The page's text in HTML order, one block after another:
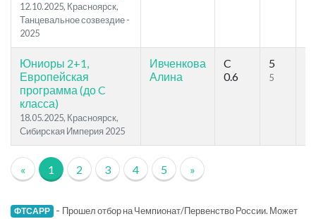
12.10.2025, Красноярск,
Танцевальное созвездие -
2025
Юниоры 2+1,
Европейская
программа (до C
класса)
18.05.2025, Красноярск,
Сибирская Империя 2025
Ивченкова
Алина
C
0.6
5
5
« 1 2 3 4 5 »
ФТСАРР - Прошел отбор на Чемпионат/Первенство России. Может